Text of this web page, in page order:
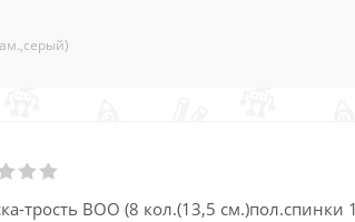
трость BOO (8 кол.(13,5 см.)пол.спинки